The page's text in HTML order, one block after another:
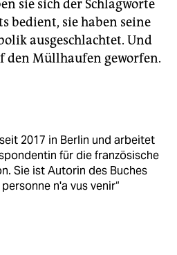
sie sich der Schlagworte
bedient, sie haben seine
ausgeschlachtet. Und
den Müllhaufen geworfen.
2017 in Berlin und arbeitet
für die französische
Sie ist Autorin des Buches
n'a vus venir“